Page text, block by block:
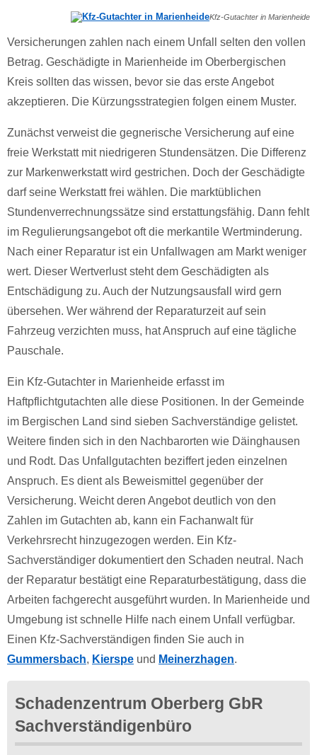
Kfz-Gutachter in Marienheide
Versicherungen zahlen nach einem Unfall selten den vollen
Betrag. Geschädigte in Marienheide im Oberbergischen
Kreis sollten das wissen, bevor sie das erste Angebot
akzeptieren. Die Kürzungsstrategien folgen einem Muster.
Zunächst verweist die gegnerische Versicherung auf eine
freie Werkstatt mit niedrigeren Stundensätzen. Die Differenz
zur Markenwerkstatt wird gestrichen. Doch der Geschädigte
darf seine Werkstatt frei wählen. Die marktüblichen
Stundenverrechnungssätze sind erstattungsfähig. Dann fehlt
im Regulierungsangebot oft die merkantile Wertminderung.
Nach einer Reparatur ist ein Unfallwagen am Markt weniger
wert. Dieser Wertverlust steht dem Geschädigten als
Entschädigung zu. Auch der Nutzungsausfall wird gern
übersehen. Wer während der Reparaturzeit auf sein
Fahrzeug verzichten muss, hat Anspruch auf eine tägliche
Pauschale.
Ein Kfz-Gutachter in Marienheide erfasst im
Haftpflichtgutachten alle diese Positionen. In der Gemeinde
im Bergischen Land sind sieben Sachverständige gelistet.
Weitere finden sich in den Nachbarorten wie Däinghausen
und Rodt. Das Unfallgutachten beziffert jeden einzelnen
Anspruch. Es dient als Beweismittel gegenüber der
Versicherung. Weicht deren Angebot deutlich von den
Zahlen im Gutachten ab, kann ein Fachanwalt für
Verkehrsrecht hinzugezogen werden. Ein Kfz-
Sachverständiger dokumentiert den Schaden neutral. Nach
der Reparatur bestätigt eine Reparaturbestätigung, dass die
Arbeiten fachgerecht ausgeführt wurden. In Marienheide und
Umgebung ist schnelle Hilfe nach einem Unfall verfügbar.
Einen Kfz-Sachverständigen finden Sie auch in
Gummersbach, Kierspe und Meinerzhagen.
Schadenzentrum Oberberg GbR
Sachverständigenbüro